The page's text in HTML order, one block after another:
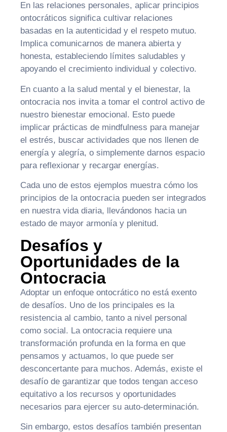
En las relaciones personales, aplicar principios
ontocráticos significa cultivar relaciones
basadas en la autenticidad y el respeto mutuo.
Implica comunicarnos de manera abierta y
honesta, estableciendo límites saludables y
apoyando el crecimiento individual y colectivo.
En cuanto a la salud mental y el bienestar, la
ontocracia nos invita a tomar el control activo de
nuestro bienestar emocional. Esto puede
implicar prácticas de mindfulness para manejar
el estrés, buscar actividades que nos llenen de
energía y alegría, o simplemente darnos espacio
para reflexionar y recargar energías.
Cada uno de estos ejemplos muestra cómo los
principios de la ontocracia pueden ser integrados
en nuestra vida diaria, llevándonos hacia un
estado de mayor armonía y plenitud.
Desafíos y
Oportunidades de la
Ontocracia
Adoptar un enfoque ontocrático no está exento
de desafíos. Uno de los principales es la
resistencia al cambio, tanto a nivel personal
como social. La ontocracia requiere una
transformación profunda en la forma en que
pensamos y actuamos, lo que puede ser
desconcertante para muchos. Además, existe el
desafío de garantizar que todos tengan acceso
equitativo a los recursos y oportunidades
necesarios para ejercer su auto-determinación.
Sin embargo, estos desafíos también presentan